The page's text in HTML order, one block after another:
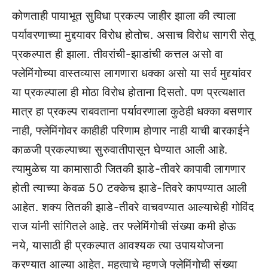
कोणताही पायाभूत सुविधा प्रकल्प जाहीर झाला की त्याला
पर्यावरणाच्या मुद्दयावर विरोध होतोच. असाच विरोध सागरी सेतू
प्रकल्पात ही झाला. तीवरांची-झाडांची कत्तल असो वा
फ्लेमिंगोच्या वास्तव्यास लागणारा धक्का असो या सर्व मुद्द्यांवर
या प्रकल्पाला ही मोठा विरोध होताना दिसतो. पण प्रत्यक्षात
मात्र हा प्रकल्प राबवताना पर्यावरणाला कुठेही धक्का बसणार
नाही, फ्लेमिंगोवर काहीही परिणाम होणार नाही याची बारकाईने
काळजी प्रकल्पाच्या सुरुवातीपासून घेण्यात आली आहे.
त्यामुळेच या कामासाठी जितकी झाडे-तीवरे कापावी लागणार
होती त्याच्या केवळ 50 टक्केच झाडे-तिवरे कापण्यात आली
आहेत. शक्य तितकी झाडे-तीवरे वाचवण्यात आल्याचेही गोविंद
राज यांनी सांगितले आहे. तर फ्लेमिंगोची संख्या कमी होऊ
नये, यासाठी ही प्रकल्पात आवश्यक त्या उपाययोजना
करण्यात आल्या आहेत. महत्वाचे म्हणजे फ्लेमिंगोची संख्या